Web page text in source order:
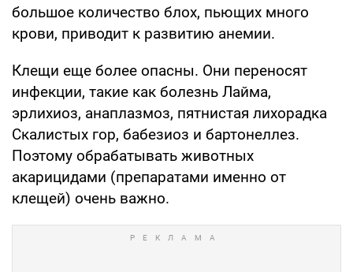
большое количество блох, пьющих много
крови, приводит к развитию анемии.
Клещи еще более опасны. Они переносят
инфекции, такие как болезнь Лайма,
эрлихиоз, анаплазмоз, пятнистая лихорадка
Скалистых гор, бабезиоз и бартонеллез.
Поэтому обрабатывать животных
акарицидами (препаратами именно от
клещей) очень важно.